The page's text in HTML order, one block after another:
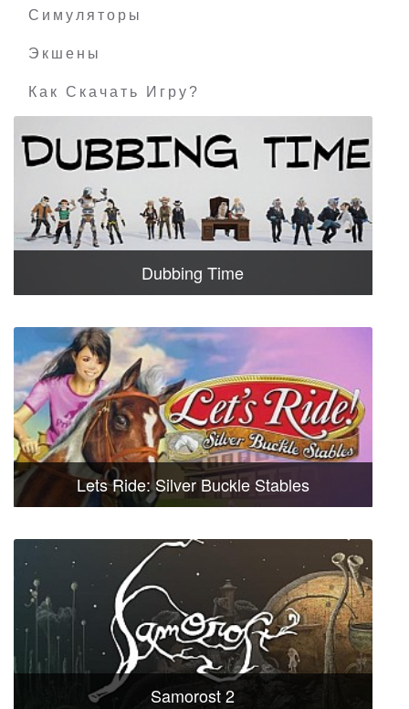
Симуляторы
Экшены
Как Скачать Игру?
Dubbing Time
Lets Ride: Silver Buckle Stables
Samorost 2